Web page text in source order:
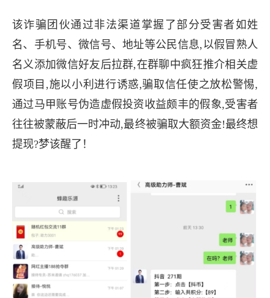
该诈骗团伙通过非法渠道掌握了部分受害者如姓
名、手机号、微信号、地址等公民信息,以假冒熟人
名义添加微信好友后拉群,在群聊中疯狂推介相关虚
假项目,施以小利进行诱惑,骗取信任使之放松警惕,
通过马甲账号伪造虚假投资收益颇丰的假象,受害者
往往被蒙蔽后一时冲动,最终被骗取大额资金!最终想
提现?梦该醒了！